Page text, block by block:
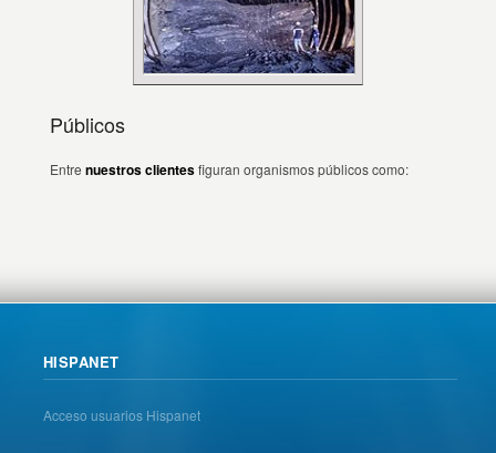
Públicos
Entrenuestros clientesfiguran organismos públicos como:
HISPANET
Acceso usuarios Hispanet